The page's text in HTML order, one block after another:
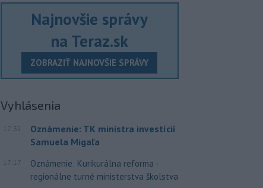
Najnovšie správy
na Teraz.sk
ZOBRAZIŤ NAJNOVŠIE SPRÁVY
Vyhlásenia
17:32
Oznámenie: TK ministra investícií
Samuela Migaľa
17:17
Oznámenie: Kurikurálna reforma -
regionálne turné ministerstva školstva